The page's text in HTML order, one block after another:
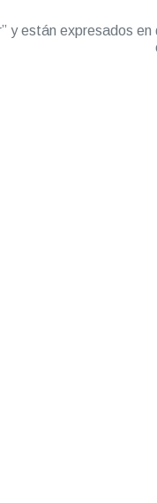
y están expresados